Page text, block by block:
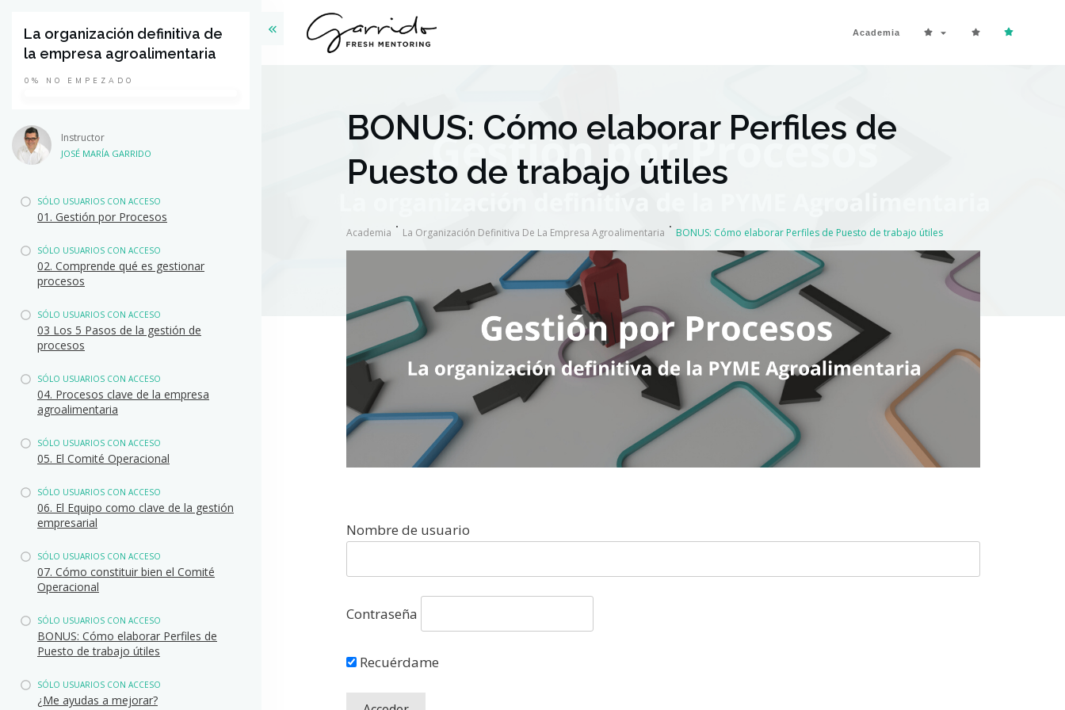
Academia
BONUS: Cómo elaborar Perfiles de
Puesto de trabajo útiles
Academia La Organización Definitiva De La Empresa Agroalimentaria BONUS: Cómo elaborar Perfiles de Puesto de trabajo útiles
Nombre de usuario
Contraseña
Recuérdame
La organización definitiva de
la empresa agroalimentaria
0% NO EMPEZADO
Instructor
JOSÉ MARÍA GARRIDO
SÓLO USUARIOS CON ACCESO
01. Gestión por Procesos
SÓLO USUARIOS CON ACCESO
02. Comprende qué es gestionar
procesos
SÓLO USUARIOS CON ACCESO
03 Los 5 Pasos de la gestión de
procesos
SÓLO USUARIOS CON ACCESO
04. Procesos clave de la empresa
agroalimentaria
SÓLO USUARIOS CON ACCESO
05. El Comité Operacional
SÓLO USUARIOS CON ACCESO
06. El Equipo como clave de la gestión
empresarial
SÓLO USUARIOS CON ACCESO
07. Cómo constituir bien el Comité
Operacional
SÓLO USUARIOS CON ACCESO
BONUS: Cómo elaborar Perfiles de
Puesto de trabajo útiles
SÓLO USUARIOS CON ACCESO
¿Me ayudas a mejorar?